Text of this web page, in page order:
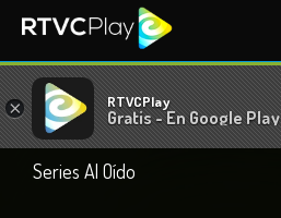
× RTVCPlay
Gratis - En Google Play
Series Al Oído